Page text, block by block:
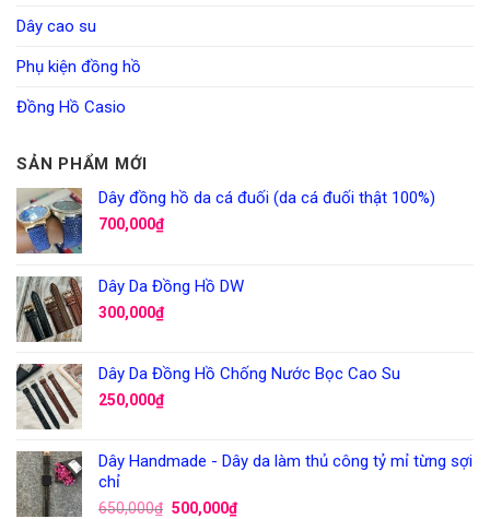
Dây cao su
Phụ kiện đồng hồ
Đồng Hồ Casio
SẢN PHẨM MỚI
Dây đồng hồ da cá đuối (da cá đuối thật 100%)
700,000₫
Dây Da Đồng Hồ DW
300,000₫
Dây Da Đồng Hồ Chống Nước Bọc Cao Su
250,000₫
Dây Handmade - Dây da làm thủ công tỷ mỉ từng sợi
chỉ
650,000₫ 500,000₫